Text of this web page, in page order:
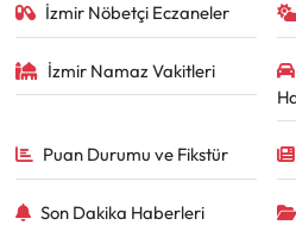
İzmir Nöbetçi Eczaneler
İzmir Namaz Vakitleri
Puan Durumu ve Fikstür
Son Dakika Haberleri